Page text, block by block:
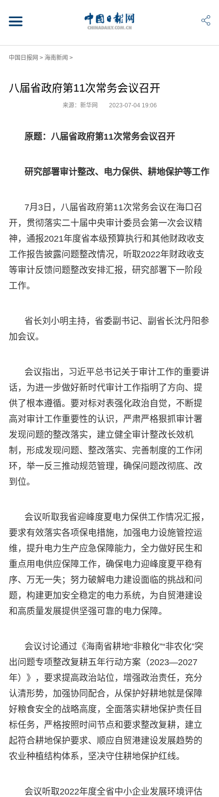
中国日报网 > 海南新闻 >
八届省政府第11次常务会议召开
来源：新华网 2023-07-04 19:06
原题：八届省政府第11次常务会议召开
研究部署审计整改、电力保供、耕地保护等工作
7月3日，八届省政府第11次常务会议在海口召
开，贯彻落实二十届中央审计委员会第一次会议精
神，通报2021年度省本级预算执行和其他财政收支
工作报告披露问题整改情况，听取2022年财政收支
等审计反馈问题整改安排汇报，研究部署下一阶段
工作。
省长刘小明主持，省委副书记、副省长沈丹阳参
加会议。
会议指出，习近平总书记关于审计工作的重要讲
话，为进一步做好新时代审计工作指明了方向、提
供了根本遵循。要对标对表强化政治自觉，不断提
高对审计工作重要性的认识，严肃严格狠抓审计署
发现问题的整改落实，建立健全审计整改长效机
制，形成发现问题、整改落实、完善制度的工作闭
环，举一反三推动规范管理，确保问题改彻底、改
到位。
会议听取我省迎峰度夏电力保供工作情况汇报，
要求有效落实各项保电措施，加强电力设施管控运
维，提升电力生产应急保障能力，全力做好民生和
重点用电供应保障工作，确保电力迎峰度夏平稳有
序、万无一失；努力破解电力建设面临的挑战和问
题，构建更加安全稳定的电力系统，为自贸港建设
和高质量发展提供坚强可靠的电力保障。
会议讨论通过《海南省耕地“非粮化”“非农化”突
出问题专项整改复耕五年行动方案（2023—2027
年）》，要求提高政治站位，增强政治责任，充分
认清形势，加强协同配合，从保护好耕地就是保障
好粮食安全的战略高度，全面落实耕地保护责任目
标任务，严格按照时间节点和要求整改复耕，建立
起符合耕地保护要求、顺应自贸港建设发展趋势的
农业种植结构体系，坚决守住耕地保护红线。
会议听取2022年度全省中小企业发展环境评估